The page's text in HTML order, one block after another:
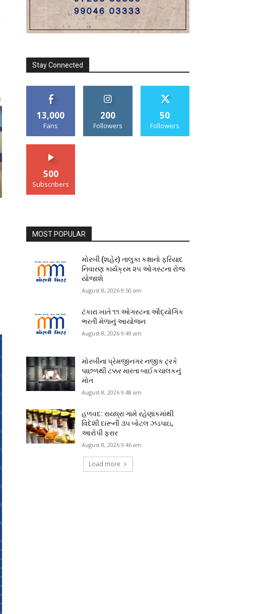
Stay Connected
13,000
Fans
200
Followers
50
Followers
500
Subscribers
MOST POPULAR
મોરબી (શહેર) તાલુકા કક્ષાનો ફરિયાદ
નિવારણ કાર્યક્રમ ૨૫ ઓગસ્ટના રોજ
યોજાશે
August 8, 2026 9:50 am
ટંકારા ખાતે ૧૧ ઓગસ્ટના ઔદ્યોગિક
ભરતી મેળાનું આયોજન
August 8, 2026 9:49 am
મોરબીના પ્રેમજીનગર નજીક ટ્રકે
પાછળથી ટક્કર મારતા બાઈકચાલકનું
મોત
August 8, 2026 9:48 am
હળવદ: રાયધ્રા ગામે રહેણાંકમાંથી
વિદેશી દારૂની ૩૫ બોટલ ઝડપાઇ,
આરોપી ફરાર
August 8, 2026 9:46 am
Load more